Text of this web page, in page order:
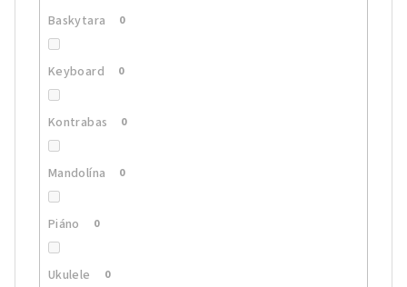
Baskytara 0
Keyboard 0
Kontrabas 0
Mandolína 0
Piáno 0
Ukulele 0